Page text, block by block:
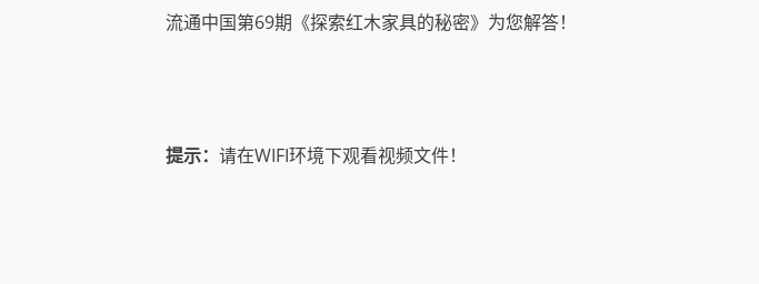
流通中国第69期《探索红木家具的秘密》为您解答！
提示： 请在WIFI环境下观看视频文件！